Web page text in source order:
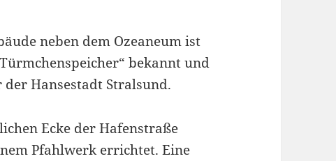
neben dem Ozeaneum ist
bekannt und
Hansestadt Stralsund.
Ecke der Hafenstraße
Pfahlwerk errichtet. Eine